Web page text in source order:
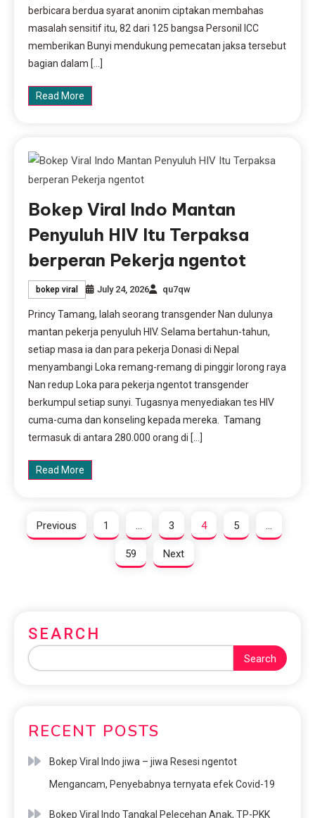
berbicara berdua syarat anonim ciptakan membahas
masalah sensitif itu, 82 dari 125 bangsa Personil ICC
memberikan Bunyi mendukung pemecatan jaksa tersebut
bagian dalam […]
Read More
Bokep Viral Indo Mantan
Penyuluh HIV Itu Terpaksa
berperan Pekerja ngentot
bokep viral July 24, 2026 qu7qw
Princy Tamang, Ialah seorang transgender Nan dulunya
mantan pekerja penyuluh HIV. Selama bertahun-tahun,
setiap masa ia dan para pekerja Donasi di Nepal
menyambangi Loka remang-remang di pinggir lorong raya
Nan redup Loka para pekerja ngentot transgender
berkumpul setiap sunyi. Tugasnya menyediakan tes HIV
cuma-cuma dan konseling kepada mereka. Tamang
termasuk di antara 280.000 orang di […]
Read More
Previous 1 … 3 4 5 …
59 Next
SEARCH
Search
RECENT POSTS
Bokep Viral Indo jiwa – jiwa Resesi ngentot
Mengancam, Penyebabnya ternyata efek Covid-19
Bokep Viral Indo Tangkal Pelecehan Anak, TP-PKK